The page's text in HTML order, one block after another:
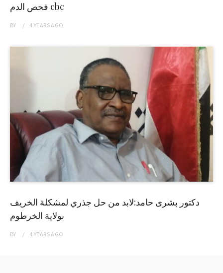
فحص الدم cbc
BY 4 YEARSAGO
دكتور بشرى حامد:لابد من حل جذري لمشكلة الخريف
بولاية الخرطوم
BY 4 YEARSAGO